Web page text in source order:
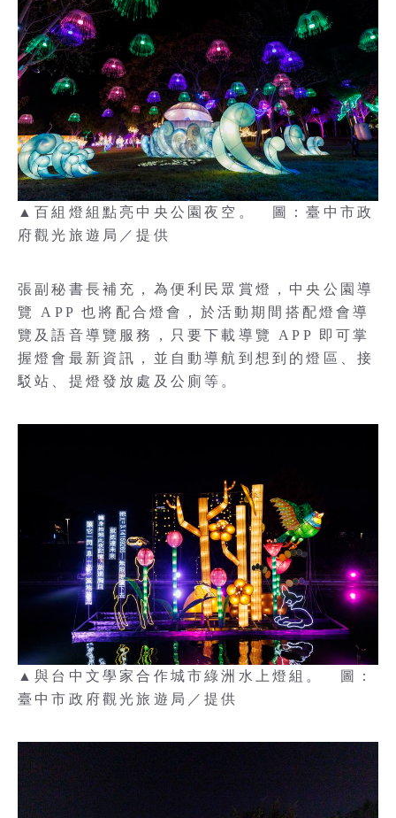
▲百組燈組點亮中央公園夜空。 圖：臺中市政
府觀光旅遊局／提供
張副秘書長補充，為便利民眾賞燈，中央公園導
覽 APP 也將配合燈會，於活動期間搭配燈會導
覽及語音導覽服務，只要下載導覽 APP 即可掌
握燈會最新資訊，並自動導航到想到的燈區、接
駁站、提燈發放處及公廁等。
▲與台中文學家合作城市綠洲水上燈組。 圖：
臺中市政府觀光旅遊局／提供